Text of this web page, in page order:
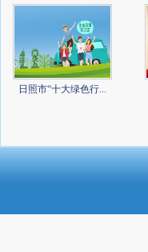
日照市“十大绿色行...